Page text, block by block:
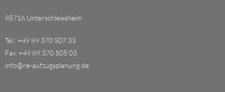
85716 Unterschleissheim
Tel.: +49 89 370 507 33
Fax: +49 89 370 505 03
info@re-aufzugsplanung.de